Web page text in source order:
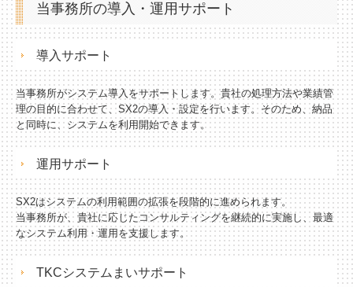
当事務所の導入・運用サポート
導入サポート
当事務所がシステム導入をサポートします。貴社の処理方法や業績管
理の目的に合わせて、SX2の導入・設定を行います。そのため、納品
と同時に、システムを利用開始できます。
運用サポート
SX2はシステムの利用範囲の拡張を段階的に進められます。
当事務所が、貴社に応じたコンサルティングを継続的に実施し、最適
なシステム利用・運用を支援します。
TKCシステムまいサポート